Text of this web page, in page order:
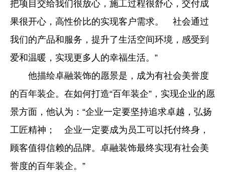
把项目交给我们很放心，施工过程很舒心，交付成
果很开心，高性价比的实现客户需求。 社会通过
我们的产品和服务，提升了生活空间环境，感受到
爱和温暖，实现更多人的幸福生活。”
他描绘卓融装饰的愿景是，成为有社会美誉度
的百年装企。在如何打造“百年装企”，实现企业的愿
景方面，他认为：“企业一定要坚持追求卓越，弘扬
工匠精神； 企业一定要成为员工可以托付终身，
顾客值得信赖的品牌。卓融装饰最终实现有社会美
誉度的百年装企。”